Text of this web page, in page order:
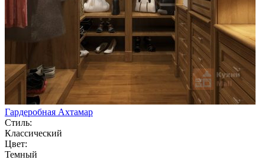
Гардеробная Ахтамар
Стиль:
Классический
Цвет:
Темный